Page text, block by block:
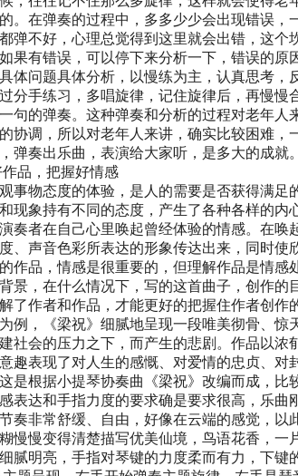
。在弹奏的过程中，多多少少会出现错误，
弹不好，心理总觉得到这里就会出错，这
果有错误，可以停下来分析一下，错误的
体问题具体分析，以慢练为主，认真思考
分手练习，多唱旋律，记住旋律后，再慢慢
句的弹奏。这种弹奏和分析的过程对老年
协调，所以对老年人来讲，确实比较困难
弹奏出乐曲，表演给大家听，是多大的成就。
品，把握好情感
事物态度的体验，是人的需要是否获得满足
现象持有不同的态度，产生了各种各样的
奏者在自己心里唤起曾经体验的情感。在
、声音色彩所表达的形象传达出来，同时使
作品，情感是很重要的，但理解作品是情感
景，在什么情况下，写的这首曲子，创作
了作者和作品，才能更好的把握住作者创
例，《梁祝》细腻地呈现一段唯美彻骨、
社会的压力之下，而产生的悲剧。作品以
趣表现了对人生的感慨、对爱情的忠贞、对
是根据小提琴协奏曲《梁祝》改编而成，
表达和手指力度的要求确是要求很高，乐
奏非常舒缓、自由，好像在云端的感觉，以
慢慢变得清楚描写优美仙境，鸟语花香，
腻明亮，手指对琴键的力度柔而有力，下键